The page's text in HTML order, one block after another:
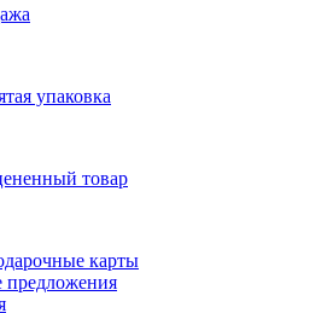
упаковка
товар
карты